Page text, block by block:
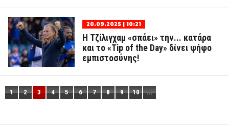
20.09.2025 | 10:21
Η Τζίλιγχαμ «σπάει» την... κατάρα
και το «Tip of the Day» δίνει ψήφο
εμπιστοσύνης!
1 2 3 4 5 6 7 8 9 10 ...